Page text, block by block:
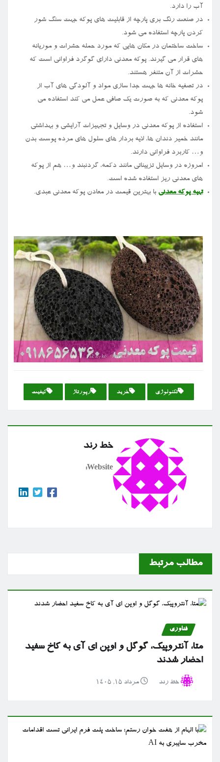
آب را دارد.
در صنعت رنگ بری پارچه از قابلیت های پوکه جهت سنگ شور
کردن پارچه استفاده می ‌شود.
ساخت ساختمان در مکان هایی که مورد حمله حشرات و موریانه
های قرار می‌ گیرند. پوکه معدنی دارای گوگرد فراوانی است که
حشرات از آن متنفر هستند.
در تصفیه خانه ها جهت جدا سازی مواد و آلودگی های آب از
پوکه معدنی که به صورت یک صافی عمل می کند استفاده می‌
شود.
استفاده از پوکه معدنی در وسایل و تجهیزات آرایشی و بهداشتی
مانند خمیر دندان ها، لایه بردار های سلول های مرده پوست بدن
و… کاربرد فراوانی دارند.
امروزه در وسایل تزییناتی مانند دکمه، گردنبند و… هم از پوکه
های معدنی ریز استفاده شده است.
تهیه پوکه معدنی با بهترین قیمت در معادن پوکه معدنی عبدی.
تكنولوژی خرید رپورتاژ كیفیت
خط رند
Website:
مطالب مرتبط
فناوری
متا، آنتروپیک، گوگل و اوپن ای آی به کاخ سفید
احضار شدند
خط رند مرداد ۱۵, ۱۴۰۵